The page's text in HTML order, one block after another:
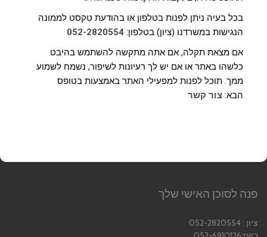
בכל בעיה ניתן לפנות בטלפון או בהודעת טקסט לממונה
הנגישות במשרדנו (ציון) בטלפון: 052-2820554
אם מצאת תקלה, אם אתה מתקשה להשתמש בהיבט
כלשהו באתר או אם יש לך רעיונות לשיפור, נשמח לשמוע
ממך. תוכל לפנות למפעילי האתר באמצעות בטופס
הבא: צור קשר
פנה לסוכן האישי שלך
ציון : 052-2820554